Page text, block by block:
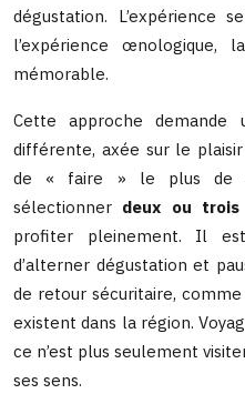
dégustation. L’expérience
l’expérience
mémorable.
Cette approche demande
différente, axée sur le
de « faire » le plus de
sélectionner deux ou
profiter pleinement. Il
d’alterner dégustation et
de retour sécuritaire,
existent dans la région.
ce n’est plus seulement
ses sens.